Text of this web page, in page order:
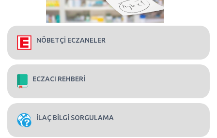
NÖBETÇİ ECZANELER
ECZACI REHBERİ
İLAÇ BİLGİ SORGULAMA